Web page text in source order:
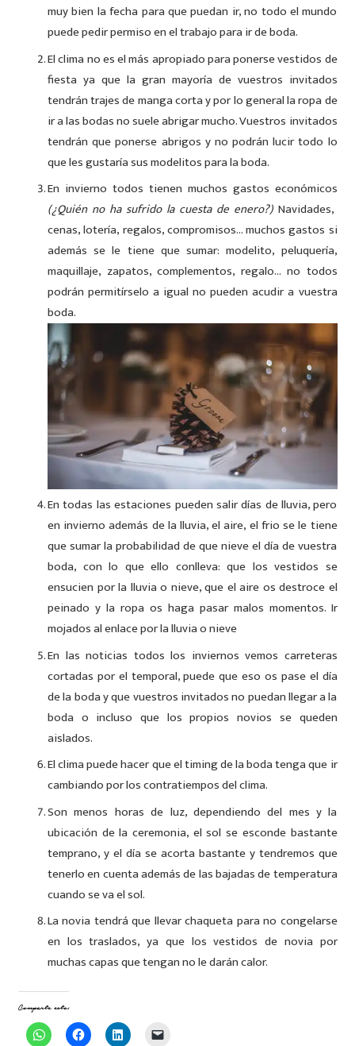
muy bien la fecha para que puedan ir, no todo el mundo
puede pedir permiso en el trabajo para ir de boda.
El clima no es el más apropiado para ponerse vestidos de
fiesta ya que la gran mayoría de vuestros invitados
tendrán trajes de manga corta y por lo general la ropa de
ir a las bodas no suele abrigar mucho. Vuestros invitados
tendrán que ponerse abrigos y no podrán lucir todo lo
que les gustaría sus modelitos para la boda.
En invierno todos tienen muchos gastos económicos
(¿Quién no ha sufrido la cuesta de enero?) Navidades,
cenas, lotería, regalos, compromisos… muchos gastos si
además se le tiene que sumar: modelito, peluquería,
maquillaje, zapatos, complementos, regalo… no todos
podrán permitírselo a igual no pueden acudir a vuestra
boda.
En todas las estaciones pueden salir días de lluvia, pero
en invierno además de la lluvia, el aire, el frio se le tiene
que sumar la probabilidad de que nieve el día de vuestra
boda, con lo que ello conlleva: que los vestidos se
ensucien por la lluvia o nieve, que el aire os destroce el
peinado y la ropa os haga pasar malos momentos. Ir
mojados al enlace por la lluvia o nieve
En las noticias todos los inviernos vemos carreteras
cortadas por el temporal, puede que eso os pase el día
de la boda y que vuestros invitados no puedan llegar a la
boda o incluso que los propios novios se queden
aislados.
El clima puede hacer que el timing de la boda tenga que ir
cambiando por los contratiempos del clima.
Son menos horas de luz, dependiendo del mes y la
ubicación de la ceremonia, el sol se esconde bastante
temprano, y el día se acorta bastante y tendremos que
tenerlo en cuenta además de las bajadas de temperatura
cuando se va el sol.
La novia tendrá que llevar chaqueta para no congelarse
en los traslados, ya que los vestidos de novia por
muchas capas que tengan no le darán calor.
Comparte esto:
Haz
clic
Haz
clic
Haz
clic